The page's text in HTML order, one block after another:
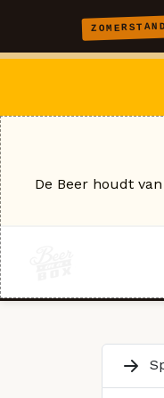
ZOMERSTAND
De Beer houdt